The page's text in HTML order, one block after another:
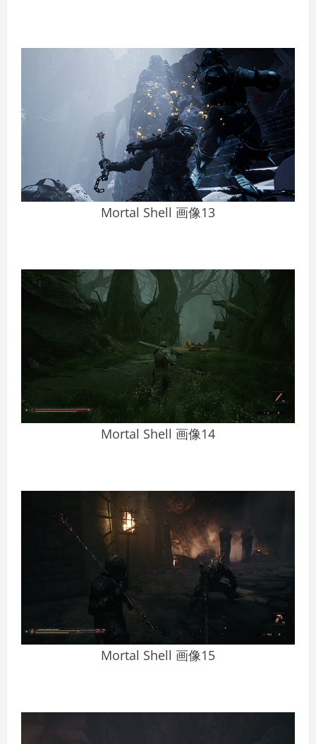
Mortal Shell 画像13
Mortal Shell 画像14
Mortal Shell 画像15